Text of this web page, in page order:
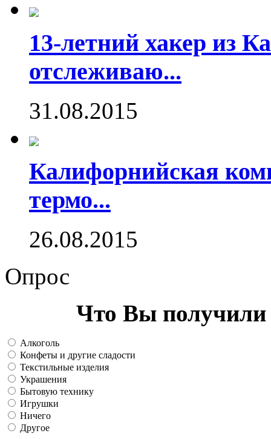
13-летний хакер из
отслеживаю...
31.08.2015
Калифорнийская
термо...
26.08.2015
Опрос
Что Вы получили
Алкоголь
Конфеты и другие сладости
Текстильные изделия
Украшения
Бытовую технику
Игрушки
Ничего
Другое